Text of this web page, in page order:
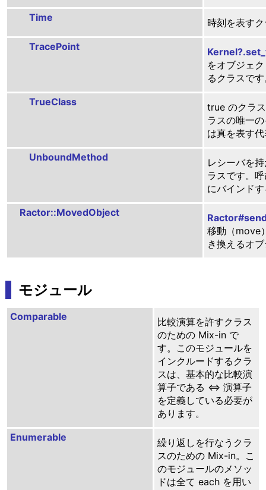
Time 時刻を表す
TracePoint
をオブジェ
るクラスで
TrueClass
true のクラ
ラスの唯一
は真を表す
UnboundMethod
レシーバを
ラスです。
にバインド
Ractor::MovedObject
移動（move
き換えるオ
モジュール
Comparable
比較演算を許すクラス
のための Mix-in で
す。このモジュールを
インクルードするクラ
スは、基本的な比較演
算子である <=> 演算子
を定義している必要が
あります。
Enumerable
繰り返しを行なうクラ
スのための Mix-in。こ
のモジュールのメソッ
ドは全て each を用い